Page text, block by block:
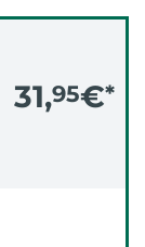
31,95€*